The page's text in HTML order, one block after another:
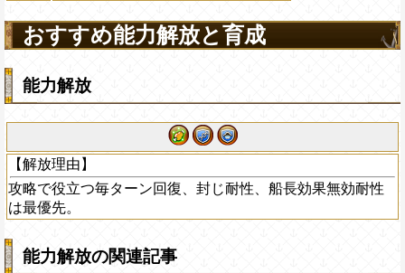
おすすめ能力解放と育成
能力解放
【解放理由】
攻略で役立つ毎ターン回復、封じ耐性、船長効果無効耐性
は最優先。
能力解放の関連記事